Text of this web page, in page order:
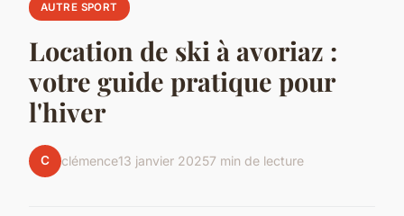
AUTRE SPORT
Location de ski à avoriaz :
votre guide pratique pour
l'hiver
C clémence13 janvier 20257 min de lecture